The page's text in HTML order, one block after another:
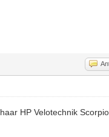
HP Velotechnik